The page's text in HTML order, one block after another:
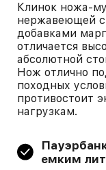
Клинок ножа-
нержавеющей
добавками
отличается
абсолютной
Нож отлично
походных
противостоит
нагрузкам.
емким